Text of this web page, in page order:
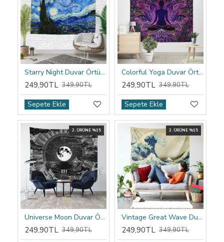
Starry Night Duvar Örtüsü
249,90TL 349,90TL
Sepete Ekle
Colorful Yoga Duvar Örtüsü
249,90TL 349,90TL
Sepete Ekle
2. ÜRÜNE %15
Universe Moon Duvar Örtüsü
249,90TL 349,90TL
2. ÜRÜNE %15
Vintage Great Wave Duvar Örtüsü
249,90TL 349,90TL